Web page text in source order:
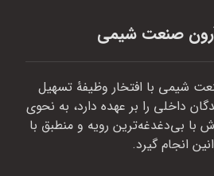
آرون صنعت شیمی
شیمی با افتخار وظیفهٔ تسهیل
داخلی را بر عهده دارد، به نحوی
با بی‌دغدغه‌ترین رویه و منطبق با
انجام گیرد.